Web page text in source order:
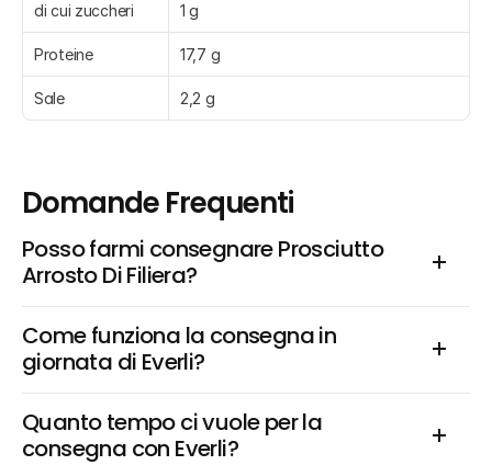
di cui zuccheri 1 g
Proteine 17,7 g
Sale 2,2 g
Domande Frequenti
Posso farmi consegnare Prosciutto
Arrosto Di Filiera?
Come funziona la consegna in
giornata di Everli?
Quanto tempo ci vuole per la
consegna con Everli?